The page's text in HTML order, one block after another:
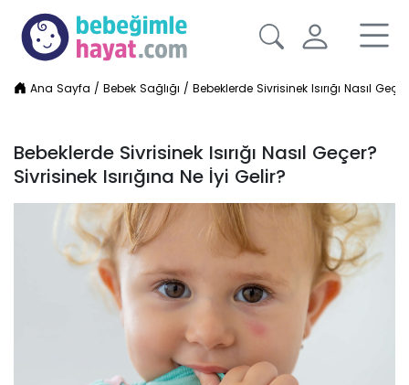
Ana Sayfa /Bebek Sağlığı /Bebeklerde Sivrisinek Isırığı Nasıl
Bebeklerde Sivrisinek Isırığı Nasıl Geçer?
Sivrisinek Isırığına Ne İyi Gelir?